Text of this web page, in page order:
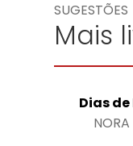
SUGESTÕES
Mais
Dias
NORA